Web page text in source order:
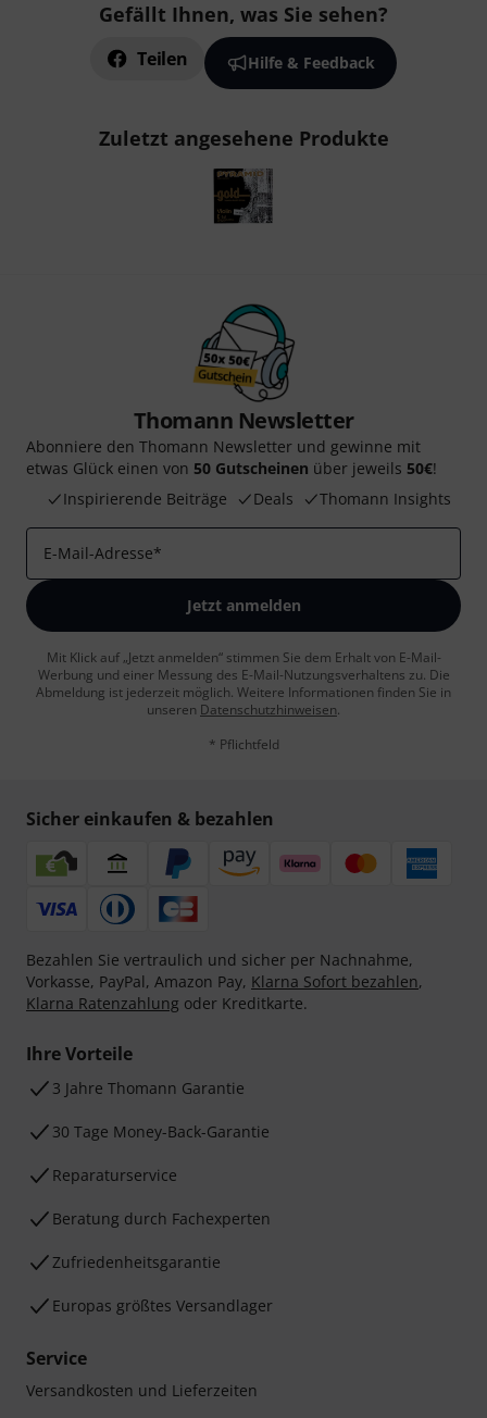
Gefällt Ihnen, was Sie sehen?
Teilen Hilfe & Feedback
Zuletzt angesehene Produkte
Thomann Newsletter
Abonniere den Thomann Newsletter und gewinne mit
etwas Glück einen von 50 Gutscheinen über jeweils 50€!
Inspirierende Beiträge
Deals Thomann Insights
E-Mail-Adresse*
Jetzt anmelden
Mit Klick auf „Jetzt anmelden“ stimmen Sie dem Erhalt von E-Mail-
Werbung und einer Messung des E-Mail-Nutzungsverhaltens zu. Die
Abmeldung ist jederzeit möglich. Weitere Informationen finden Sie in
unseren Datenschutzhinweisen.
* Pflichtfeld
Sicher einkaufen & bezahlen
Bezahlen Sie vertraulich und sicher per Nachnahme,
Vorkasse, PayPal, Amazon Pay, Klarna Sofort bezahlen,
Klarna Ratenzahlung oder Kreditkarte.
Ihre Vorteile
3 Jahre Thomann Garantie
30 Tage Money-Back-Garantie
Reparaturservice
Beratung durch Fachexperten
Zufriedenheitsgarantie
Europas größtes Versandlager
Service
Versandkosten und Lieferzeiten